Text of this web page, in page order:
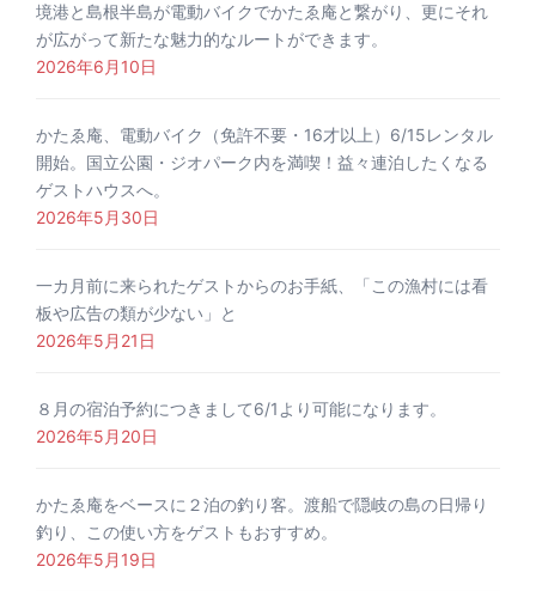
境港と島根半島が電動バイクでかたゑ庵と繋がり、更にそれ
が広がって新たな魅力的なルートができます。
2026年6月10日
かたゑ庵、電動バイク（免許不要・16才以上）6/15レンタル
開始。国立公園・ジオパーク内を満喫！益々連泊したくなる
ゲストハウスへ。
2026年5月30日
一カ月前に来られたゲストからのお手紙、「この漁村には看
板や広告の類が少ない」と
2026年5月21日
８月の宿泊予約につきまして6/1より可能になります。
2026年5月20日
かたゑ庵をベースに２泊の釣り客。渡船で隠岐の島の日帰り
釣り、この使い方をゲストもおすすめ。
2026年5月19日